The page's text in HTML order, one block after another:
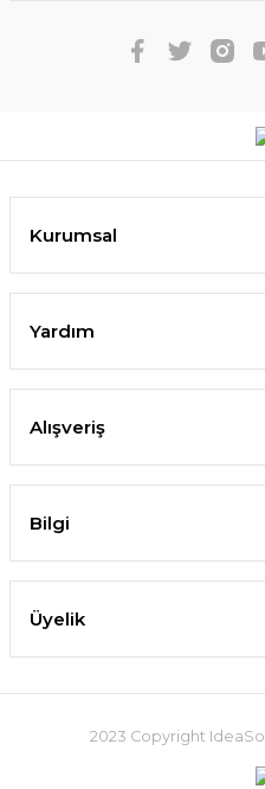
Kurumsal
Yardım
Alışveriş
Bilgi
Üyelik
2023 Copyright